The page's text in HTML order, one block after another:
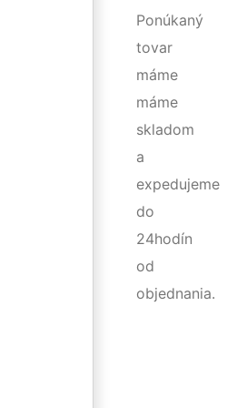
Ponúkaný
tovar
máme
máme
skladom
a
expedujeme
do
24hodín
od
objednania.